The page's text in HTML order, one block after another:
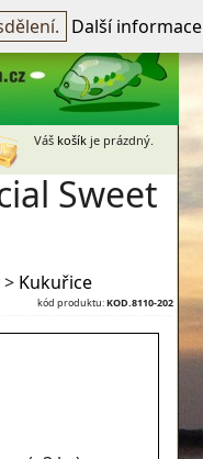
~Registrovat
Váš košík je prázdný.
Sweet
> Kukuřice
kód produktu:KOD.8110-202
Další informace